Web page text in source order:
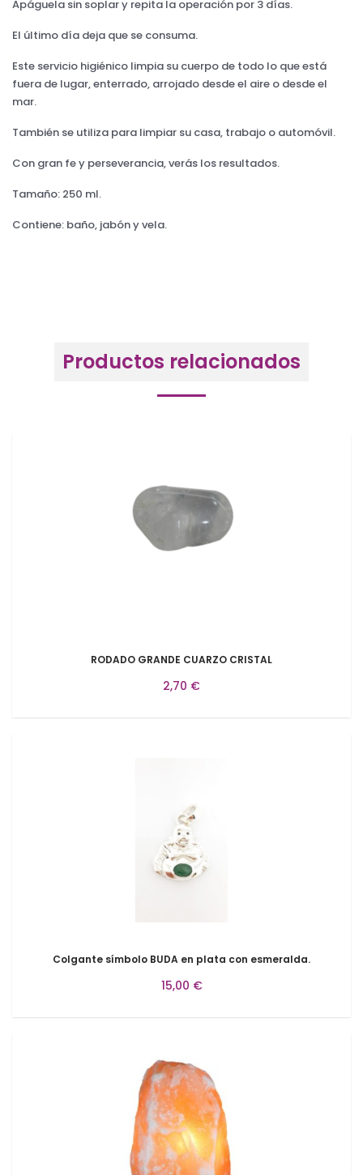
Apáguela sin soplar y repita la operación por 3 días.
El último día deja que se consuma.
Este servicio higiénico limpia su cuerpo de todo lo que está
fuera de lugar, enterrado, arrojado desde el aire o desde el
mar.
También se utiliza para limpiar su casa, trabajo o automóvil.
Con gran fe y perseverancia, verás los resultados.
Tamaño: 250 ml.
Contiene: baño, jabón y vela.
Productos relacionados
RODADO GRANDE CUARZO CRISTAL
2,70 €
Colgante símbolo BUDA en plata con esmeralda.
15,00 €